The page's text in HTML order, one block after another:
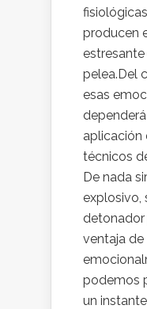
producen
pelea.Del
esas
aplicación
técnicos
De nada
explosivo,
detonador
ventaja de
podemos
un